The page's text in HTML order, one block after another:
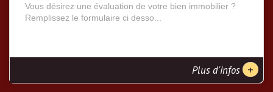
Vous désirez une évaluation de votre bien immobilier ?
Remplissez le formulaire ci desso...
Plus d'infos +